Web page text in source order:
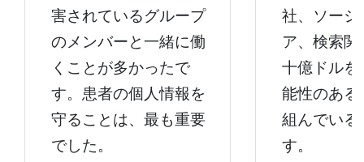
害されているグループ
のメンバーと一緒に働
くことが多かったで
す。患者の個人情報を
守ることは、最も重要
でした。
社、ソー
ア、検索
十億ドル
能性のあ
組んでい
す。